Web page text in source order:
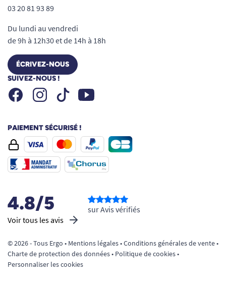
03 20 81 93 89
Du lundi au vendredi
de 9h à 12h30 et de 14h à 18h
ÉCRIVEZ-NOUS
SUIVEZ-NOUS !
FacebookInstagramTiktok Youtube
PAIEMENT SÉCURISÉ !
4.8/5
Voir tous les avis
sur Avis vérifiés
© 2026 - Tous Ergo • Mentions légales•Conditions générales de vente•
Charte de protection des données• Politique de cookies•
Personnaliser les cookies